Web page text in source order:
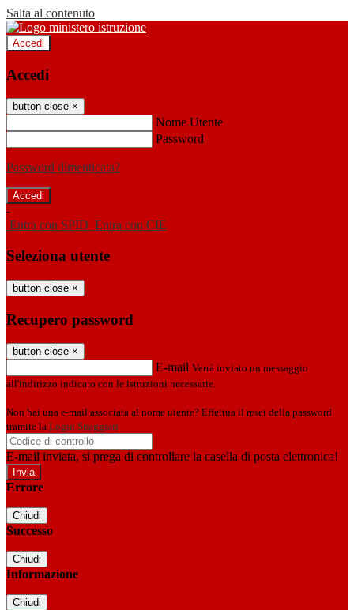
Salta al contenuto
Accedi
Accedi
button close ×
Nome Utente
Password
Password dimenticata?
-
Entra con SPID Entra con CIE
Seleziona utente
button close ×
Recupero password
button close ×
E-mail Verrà inviato un messaggio
all'indirizzo indicato con le istruzioni necessarie.
Non hai una e-mail associata al nome utente? Effettua il reset della password
tramite la Login Spaggiari
E-mail inviata, si prega di controllare la casella di posta elettronica!
Errore
Chiudi
Successo
Chiudi
Informazione
Chiudi